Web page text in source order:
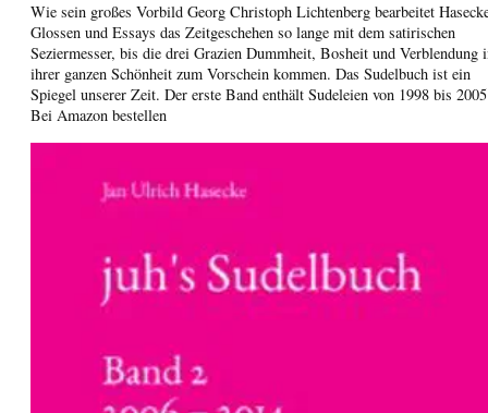
Wie sein großes Vorbild Georg Christoph Lichtenberg bearbeitet
Glossen und Essays das Zeitgeschehen so lange mit dem satirischen
Seziermesser, bis die drei Grazien Dummheit, Bosheit und Verblendung
ihrer ganzen Schönheit zum Vorschein kommen. Das Sudelbuch ist ein
Spiegel unserer Zeit. Der erste Band enthält Sudeleien von 1998 bis 2005
Bei Amazon bestellen